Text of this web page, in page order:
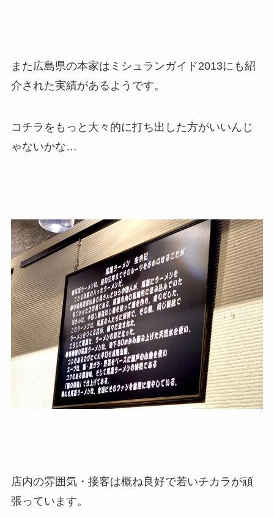
また広島県の本家はミシュランガイド2013にも紹
介された実績があるようです。
コチラをもっと大々的に打ち出した方がいいんじ
ゃないかな…
店内の雰囲気・接客は概ね良好で若いチカラが頑
張っています。